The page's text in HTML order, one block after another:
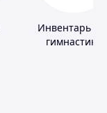
Инвентарь
гимнастики